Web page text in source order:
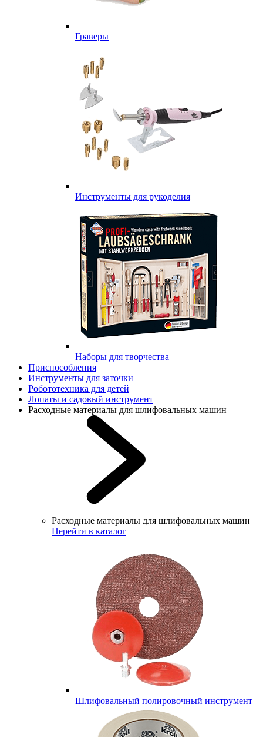
Граверы
Инструменты для рукоделия
Наборы для творчества
Приспособления
Инструменты для заточки
Робототехника для детей
Лопаты и садовый инструмент
Расходные материалы для шлифовальных машин
Расходные материалы для шлифовальных машин
Перейти в каталог
Шлифовальный полировочный инструмент